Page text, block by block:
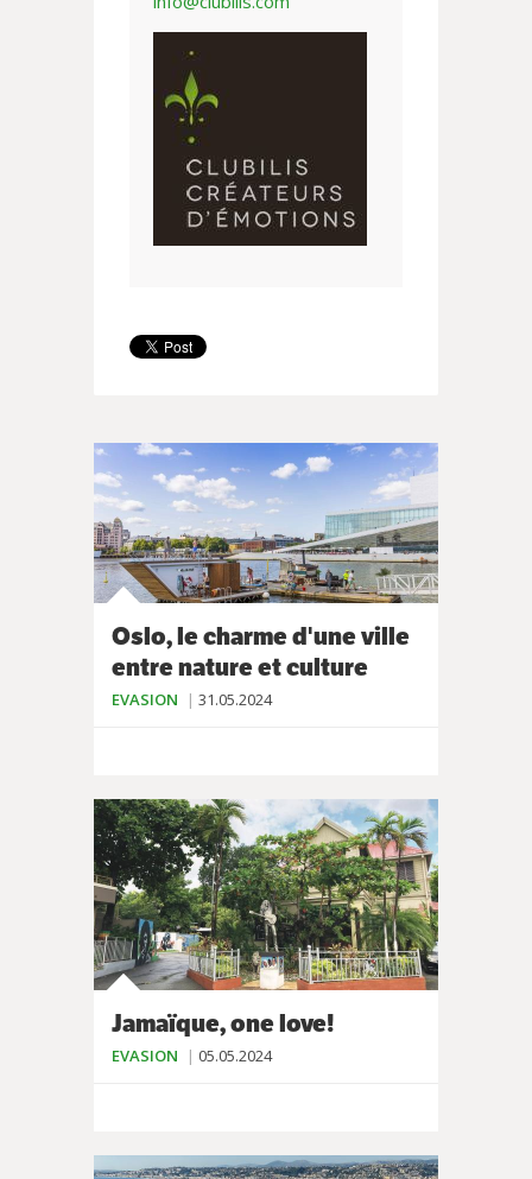
Oslo, le charme d'une ville
entre nature et culture
EVASION 31.05.2024
Jamaïque, one love!
EVASION 05.05.2024